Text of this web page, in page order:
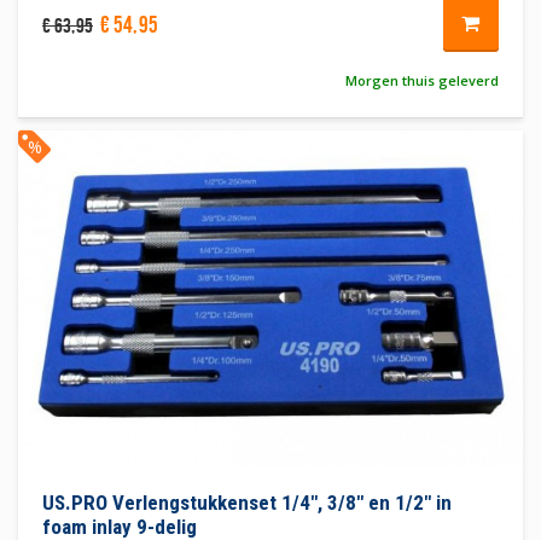
€63,95 €54,95
Morgen thuis geleverd
US.PRO Verlengstukkenset 1/4", 3/8" en 1/2" in
foam inlay 9-delig
%